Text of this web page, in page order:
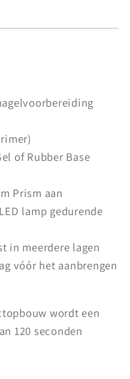
of Rubber Base
Prism aan
lamp gedurende
in meerdere lagen
vóór het aanbrengen
wordt een
120 seconden